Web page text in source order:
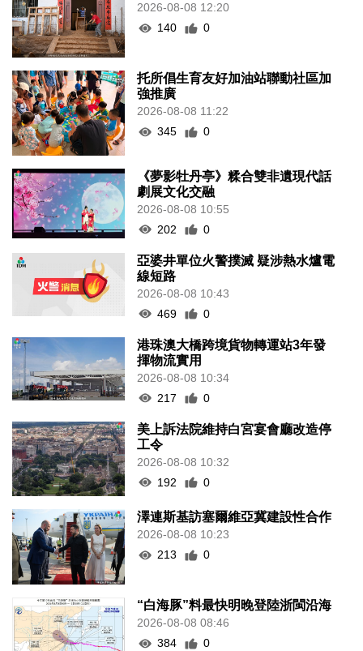
2026-08-08 12:20
140
0
托所倡生育友好加油站聯動社區加
強推廣
2026-08-08 11:22
345
0
《夢影牡丹亭》糅合雙非遺現代話
劇展文化交融
2026-08-08 10:55
202
0
亞婆井單位火警撲滅 疑涉熱水爐電
線短路
2026-08-08 10:43
469
0
港珠澳大橋跨境貨物轉運站3年發
揮物流實用
2026-08-08 10:34
217
0
美上訴法院維持白宮宴會廳改造停
工令
2026-08-08 10:32
192
0
澤連斯基訪塞爾維亞冀建設性合作
2026-08-08 10:23
213
0
“白海豚”料最快明晚登陸浙閩沿海
2026-08-08 08:46
384
0